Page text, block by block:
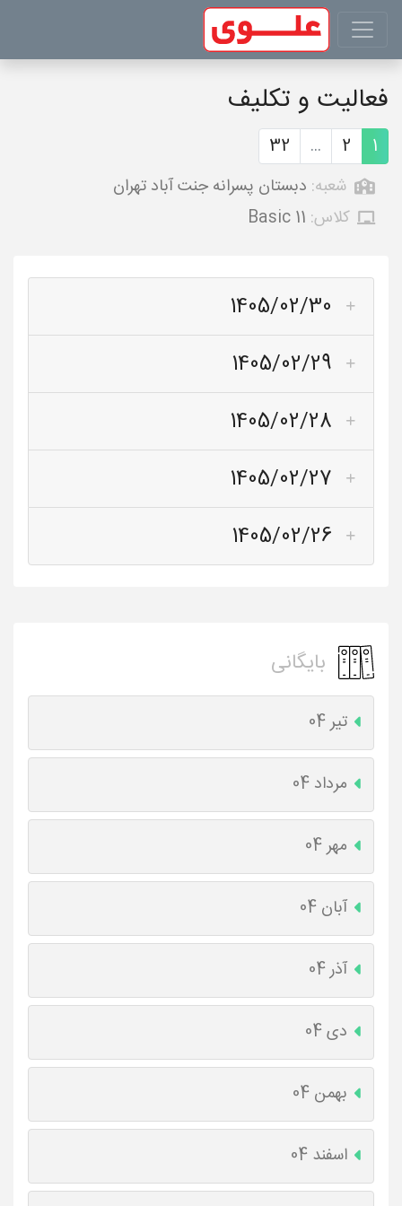
فعالیت و تکلیف
1
2
...
32
شعبه: دبستان پسرانه جنت آباد تهران
کلاس: Basic 11
1405/02/30
1405/02/29
1405/02/28
1405/02/27
1405/02/26
بایگانی
تیر 04
مرداد 04
مهر 04
آبان 04
آذر 04
دی 04
بهمن 04
اسفند 04